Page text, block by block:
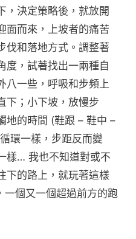
，決定策略後，就放開
面而來，上坡者的痛苦
伐和落地方式。調整著
度，試著找出一兩種自
八一些，呼吸和步頻上
下；小下坡，放慢步
地的時間 (鞋跟 – 鞋中 –
環一樣，步距反而變
樣… 我也不知道對或不
下的路上，就玩著這樣
一個又一個超過前方的跑